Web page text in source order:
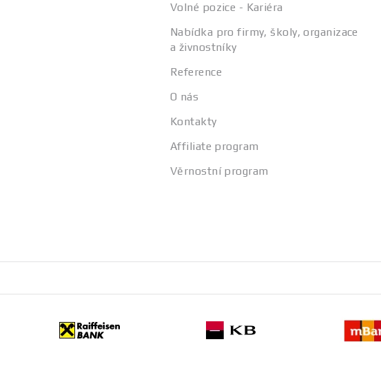
Volné pozice - Kariéra
Nabídka pro firmy, školy, organizace
a živnostníky
Reference
O nás
Kontakty
Affiliate program
Věrnostní program